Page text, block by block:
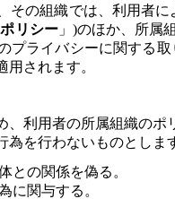
その組織では、利用者
リシー」)のほか、所属
プライバシーに関する取
用されます。
利用者の所属組織のポ
を行わないものとしま
との関係を偽る。
に関与する。